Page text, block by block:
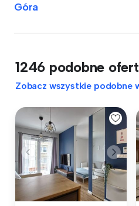
Góra
1246 podobne
Zobacz wszystkie podobne